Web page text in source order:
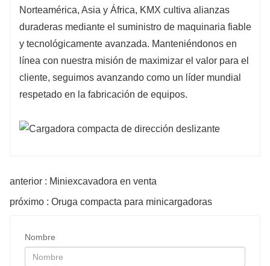
Norteamérica, Asia y África, KMX cultiva alianzas
duraderas mediante el suministro de maquinaria fiable
y tecnológicamente avanzada. Manteniéndonos en
línea con nuestra misión de maximizar el valor para el
cliente, seguimos avanzando como un líder mundial
respetado en la fabricación de equipos.
anterior : Miniexcavadora en venta
próximo : Oruga compacta para minicargadoras
Nombre